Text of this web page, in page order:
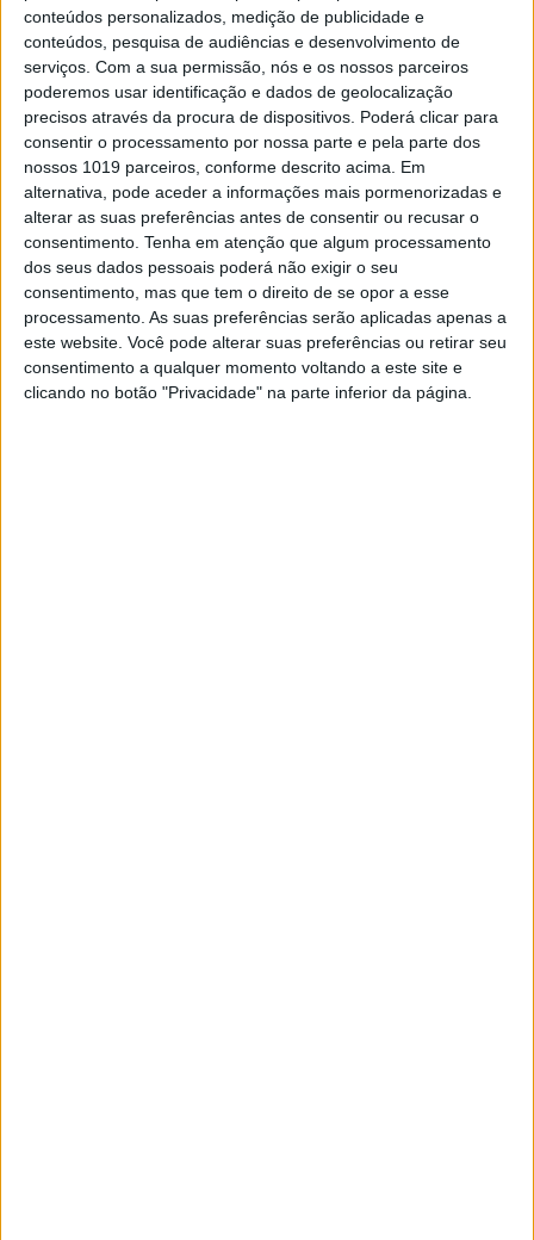
conteúdos personalizados, medição de publicidade e
conteúdos, pesquisa de audiências e desenvolvimento de
serviços. Com a sua permissão, nós e os nossos parceiros
poderemos usar identificação e dados de geolocalização
precisos através da procura de dispositivos. Poderá clicar para
consentir o processamento por nossa parte e pela parte dos
nossos 1019 parceiros, conforme descrito acima. Em
alternativa, pode aceder a informações mais pormenorizadas e
alterar as suas preferências antes de consentir ou recusar o
consentimento. Tenha em atenção que algum processamento
dos seus dados pessoais poderá não exigir o seu
consentimento, mas que tem o direito de se opor a esse
processamento. As suas preferências serão aplicadas apenas a
este website. Você pode alterar suas preferências ou retirar seu
consentimento a qualquer momento voltando a este site e
clicando no botão "Privacidade" na parte inferior da página.
Consumidor” pelo terceiro ano consecutivo. A marca renova
ainda, em 2025, o selo Escolha Sustentável e o prémio “A
Melhor Loja”.
Palavras-chave:
Capa Infantil EVA para iPad
Fones Bluetooth
Headphones Wireless
iservices máquina fotográfica